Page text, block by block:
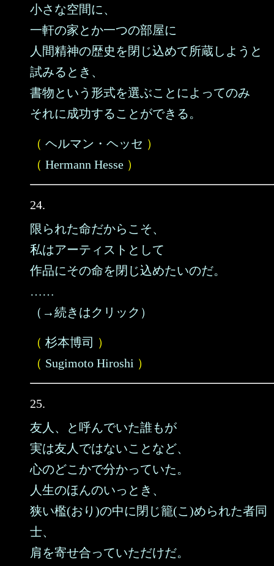
小さな空間に、
一軒の家とか一つの部屋に
人間精神の歴史を閉じ込めて所蔵しようと
試みるとき、
書物という形式を選ぶことによってのみ
それに成功することができる。
（ ヘルマン・ヘッセ ）
（ Hermann Hesse ）
24.
限られた命だからこそ、
私はアーティストとして
作品にその命を閉じ込めたいのだ。
……
（→続きはクリック）
（ 杉本博司 ）
（ Sugimoto Hiroshi ）
25.
友人、と呼んでいた誰もが
実は友人ではないことなど、
心のどこかで分かっていた。
人生のほんのいっとき、
狭い檻(おり)の中に閉じ籠(こ)められた者同
士、
肩を寄せ合っていただけだ。